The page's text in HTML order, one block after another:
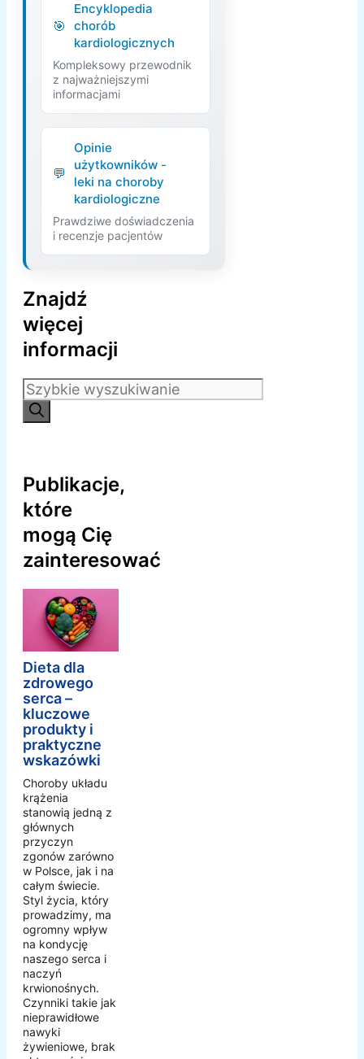
Encyklopedia
chorób
kardiologicznych
Kompleksowy przewodnik
z najważniejszymi
informacjami
Opinie
użytkowników -
leki na choroby
kardiologiczne
Prawdziwe doświadczenia
i recenzje pacjentów
Znajdź
więcej
informacji
Szukaj:
Publikacje,
które
mogą Cię
zainteresować
Dieta dla
zdrowego
serca –
kluczowe
produkty i
praktyczne
wskazówki
Choroby układu
krążenia
stanowią jedną z
głównych
przyczyn
zgonów zarówno
w Polsce, jak i na
całym świecie.
Styl życia, który
prowadzimy, ma
ogromny wpływ
na kondycję
naszego serca i
naczyń
krwionośnych.
Czynniki takie jak
nieprawidłowe
nawyki
żywieniowe, brak